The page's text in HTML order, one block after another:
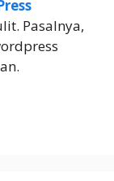
Pasalnya,